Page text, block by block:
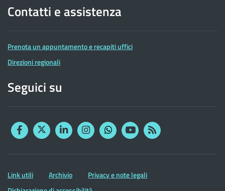
Contatti e assistenza
Prenota un appuntamento e recapiti uffici
Direzioni regionali
Seguici su
FacebookTwitterLinkedinInstagram
YouTubeRSS
Altre
informazioni
Link utili Archivio
Privacy e note legali